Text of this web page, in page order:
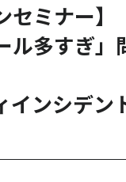
セミナー】
ル多すぎ」
インシデン